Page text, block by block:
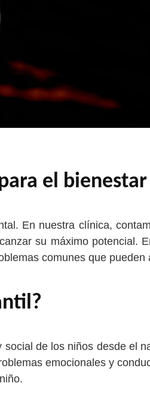
el
En nuestra clínica,
su máximo potencial.
comunes que pueden
de los niños desde el
emocionales y